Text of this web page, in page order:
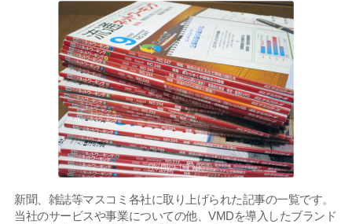
新聞、雑誌等マスコミ各社に取り上げられた記事の一覧です。
当社のサービスや事業についての他、VMDを導入したブランド